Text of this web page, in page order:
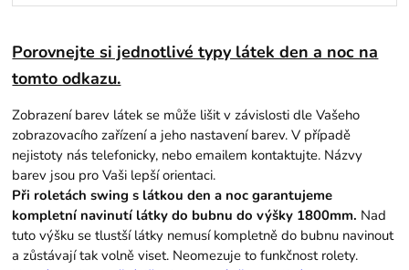
Porovnejte si jednotlivé typy látek den a noc na
tomto odkazu.
Zobrazení barev látek se může lišit v závislosti dle Vašeho
zobrazovacího zařízení a jeho nastavení barev. V případě
nejistoty nás telefonicky, nebo emailem kontaktujte. Názvy
barev jsou pro Vaši lepší orientaci.
Při roletách swing s látkou den a noc garantujeme
kompletní navinutí látky do bubnu do výšky 1800mm. Nad
tuto výšku se tlustší látky nemusí kompletně do bubnu navinout
a zůstávají tak volně viset. Neomezuje to funkčnost rolety.